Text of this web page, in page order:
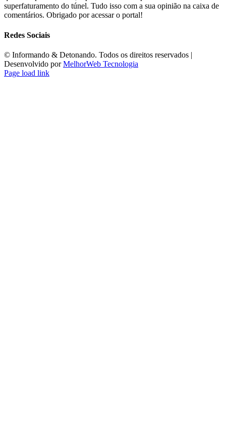
superfaturamento do túnel. Tudo isso com a sua opinião na caixa de
comentários. Obrigado por acessar o portal!
Redes Sociais
©️ Informando & Detonando. Todos os direitos reservados |
Desenvolvido porMelhorWeb Tecnologia
Page load link